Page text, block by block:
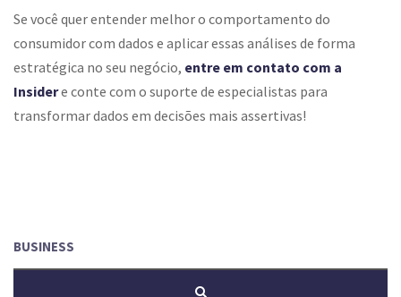
Se você quer entender melhor o comportamento do
consumidor com dados e aplicar essas análises de forma
estratégica no seu negócio, entre em contato com a
Insidere conte com o suporte de especialistas para
transformar dados em decisões mais assertivas!